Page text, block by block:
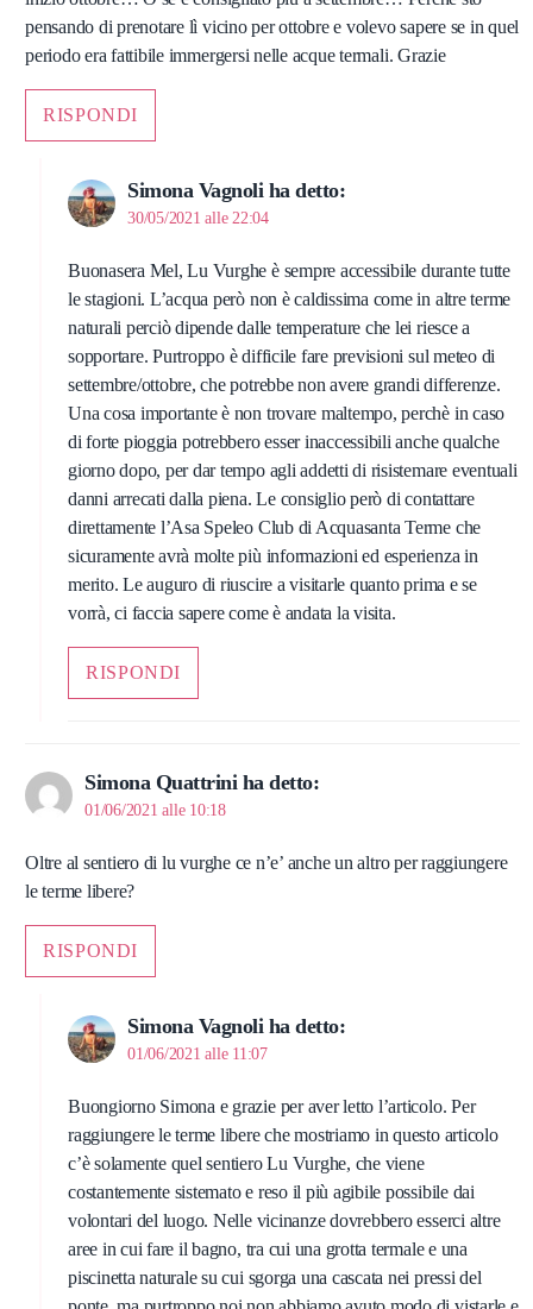
pensando di prenotare lì vicino per ottobre e volevo sapere se in quel
periodo era fattibile immergersi nelle acque termali. Grazie
RISPONDI
Simona Vagnoli ha detto:
30/05/2021 alle 22:04
Buonasera Mel, Lu Vurghe è sempre accessibile durante tutte
le stagioni. L’acqua però non è caldissima come in altre terme
naturali perciò dipende dalle temperature che lei riesce a
sopportare. Purtroppo è difficile fare previsioni sul meteo di
settembre/ottobre, che potrebbe non avere grandi differenze.
Una cosa importante è non trovare maltempo, perchè in caso
di forte pioggia potrebbero esser inaccessibili anche qualche
giorno dopo, per dar tempo agli addetti di risistemare eventuali
danni arrecati dalla piena. Le consiglio però di contattare
direttamente l’Asa Speleo Club di Acquasanta Terme che
sicuramente avrà molte più informazioni ed esperienza in
merito. Le auguro di riuscire a visitarle quanto prima e se
vorrà, ci faccia sapere come è andata la visita.
RISPONDI
Simona Quattrini ha detto:
01/06/2021 alle 10:18
Oltre al sentiero di lu vurghe ce n’e’ anche un altro per raggiungere
le terme libere?
RISPONDI
Simona Vagnoli ha detto:
01/06/2021 alle 11:07
Buongiorno Simona e grazie per aver letto l’articolo. Per
raggiungere le terme libere che mostriamo in questo articolo
c’è solamente quel sentiero Lu Vurghe, che viene
costantemente sistemato e reso il più agibile possibile dai
volontari del luogo. Nelle vicinanze dovrebbero esserci altre
aree in cui fare il bagno, tra cui una grotta termale e una
piscinetta naturale su cui sgorga una cascata nei pressi del